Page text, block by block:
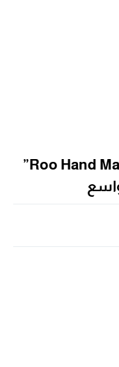
رنا كمال… قصة نجاح براند “Roo Hand Made”